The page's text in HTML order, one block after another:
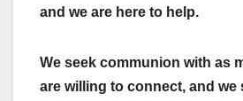
and we are here to help.
We seek communion with as
are willing to connect, and we